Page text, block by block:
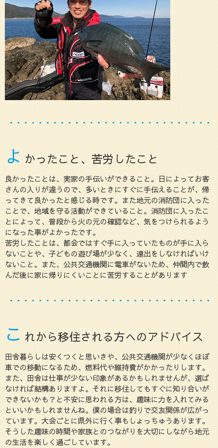
よ かったこと、苦労したこと
良かったことは、実家の手伝いができること。日によってお客
さんの入りが違うので、多いときにすぐに手伝えることが、帰
ってきて良かったと感じる時です。また地元の消防団に入った
ことで、地域を守る活動ができていること。消防団に入ったこ
とによって、普段から火の元の確認など、気をつけられるよう
になった事がよかったです。
苦労したことは、都会ではすぐ手に入っていたものが手に入ら
ないことや、子どもの遊び場が少なく、遠出をしなければいけ
ないこと。また、公共交通機関に電車がないため、仲間内で飲
んだ後に家に帰りにくいことに苦労することがあります
こ れから移住される方へのアドバイス
田舎暮らしは安くつくと思いきや、公共交通機関が少なくほぼ
車での移動になるため、燃料代や維持費がかかったりします。
また、田舎は仕事が少ない印象があるかもしれませんが、選ば
なければ結構ありますよ。それに移住してもすぐに知り合いが
できないかも？と不安に思われる方は、趣味に力を入れてみる
といいかもしれませんね。僕の場合は釣りで交友関係が広がっ
ています。大会ごとに県外に行く事もしょっちゅうあります。
そうした趣味の時間や家族とのつながりを大切にしながら地元
の生活を楽しく過ごしています。